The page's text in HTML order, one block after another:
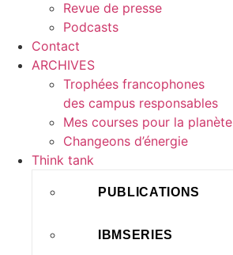
Revue de presse
Podcasts
Contact
ARCHIVES
Trophées francophones
des campus responsables
Mes courses pour la planète
Changeons d’énergie
Think tank
PUBLICATIONS
IBMSERIES